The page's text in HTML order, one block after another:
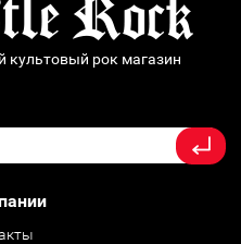
культовый рок магазин